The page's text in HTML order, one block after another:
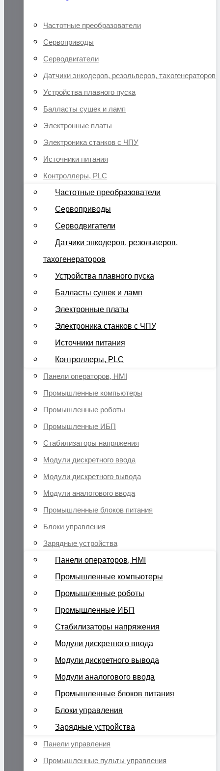
Частотные преобразователи
Сервоприводы
Серводвигатели
Датчики энкодеров, резольверов, тахогенераторов
Устройства плавного пуска
Балласты сушек и ламп
Электронные платы
Электроника станков с ЧПУ
Источники питания
Контроллеры, PLC
Частотные преобразователи
Сервоприводы
Серводвигатели
Датчики энкодеров, резольверов,
тахогенераторов
Устройства плавного пуска
Балласты сушек и ламп
Электронные платы
Электроника станков с ЧПУ
Источники питания
Контроллеры, PLC
Панели операторов, HMI
Промышленные компьютеры
Промышленные роботы
Промышленные ИБП
Стабилизаторы напряжения
Модули дискретного ввода
Модули дискретного вывода
Модули аналогового ввода
Промышленные блоков питания
Блоки управления
Зарядные устройства
Панели операторов, HMI
Промышленные компьютеры
Промышленные роботы
Промышленные ИБП
Стабилизаторы напряжения
Модули дискретного ввода
Модули дискретного вывода
Модули аналогового ввода
Промышленные блоков питания
Блоки управления
Зарядные устройства
Панели управления
Промышленные пульты управления